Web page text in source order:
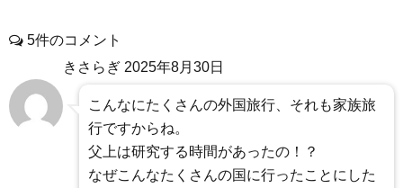
5件のコメント
きさらぎ 2025年8月30日
こんなにたくさんの外国旅行、それも家族旅
行ですからね。
父上は研究する時間があったの！？
なぜこんなたくさんの国に行ったことにした